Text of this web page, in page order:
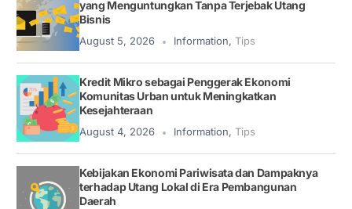
yang Menguntungkan Tanpa Terjebak Utang
Bisnis
August 5, 2026 Information, Tips
Kredit Mikro sebagai Penggerak Ekonomi
Komunitas Urban untuk Meningkatkan
Kesejahteraan
August 4, 2026 Information, Tips
Kebijakan Ekonomi Pariwisata dan Dampaknya
terhadap Utang Lokal di Era Pembangunan
Daerah